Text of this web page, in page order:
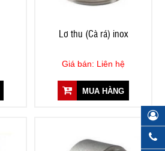
Lơ thu (Cà rá) inox
Giá bán: Liên hệ
MUA HÀNG